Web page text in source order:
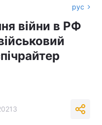
рус
війни в РФ